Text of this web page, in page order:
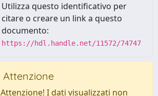
Utilizza questo identificativo per
citare o creare un link a questo
documento:
https://hdl.handle.net/11572/74747
Attenzione
Attenzione! I dati visualizzati non